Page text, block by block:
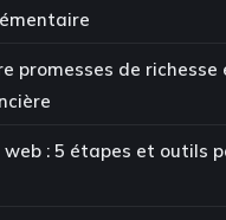
promesses de
: 5 étapes et outils